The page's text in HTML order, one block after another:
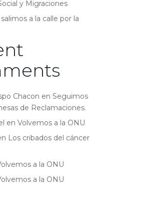
y Migraciones
salimos a la calle por la
Chacon en Seguimos
de Reclamaciones.
en Volvemos a la ONU
Los cribados del cáncer
a la ONU
a la ONU